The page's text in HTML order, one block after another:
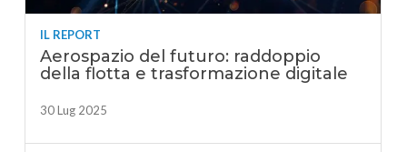
IL REPORT
Aerospazio del futuro: raddoppio
della flotta e trasformazione digitale
30 Lug 2025